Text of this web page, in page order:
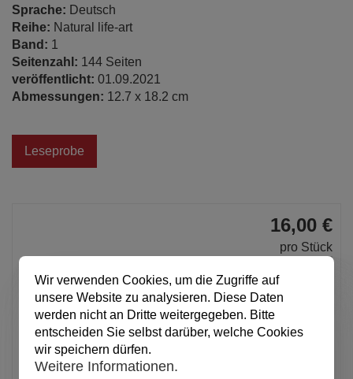
Sprache: Deutsch
Reihe: Natural life-art
Band: 1
Seitenzahl: 144 Seiten
veröffentlicht: 01.09.2021
Abmessungen: 12.7 x 18.2 cm
Leseprobe
16,00 €
pro Stück
In den Warenkorb
Wir verwenden Cookies, um die Zugriffe auf
unsere Website zu analysieren. Diese Daten
werden nicht an Dritte weitergegeben. Bitte
entscheiden Sie selbst darüber, welche Cookies
wir speichern dürfen.
Weitere Informationen.